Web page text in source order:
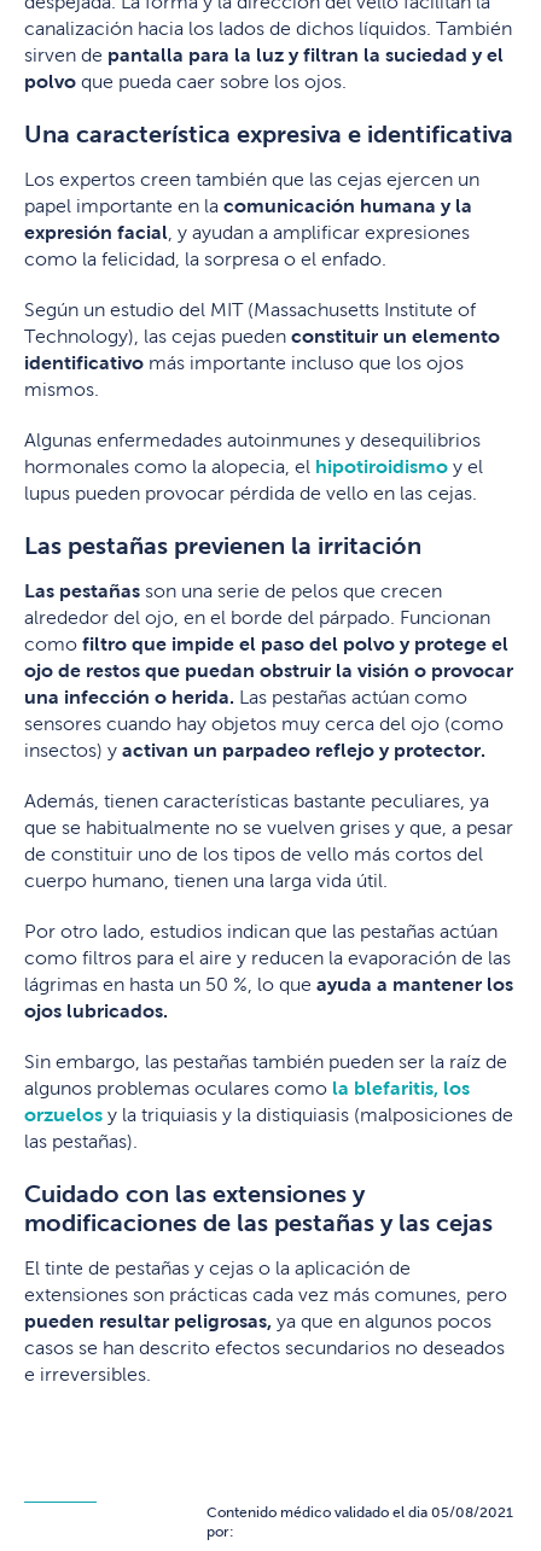
canalización hacia los lados de dichos líquidos. También
sirven de pantalla para la luz y filtran la suciedad y el
polvo que pueda caer sobre los ojos.
Una característica expresiva e identificativa
Los expertos creen también que las cejas ejercen un
papel importante en la comunicación humana y la
expresión facial , y ayudan a amplificar expresiones
como la felicidad, la sorpresa o el enfado.
Según un estudio del MIT (Massachusetts Institute of
Technology), las cejas pueden constituir un elemento
identificativo más importante incluso que los ojos
mismos.
Algunas enfermedades autoinmunes y desequilibrios
hormonales como la alopecia, el hipotiroidismo y el
lupus pueden provocar pérdida de vello en las cejas.
Las pestañas previenen la irritación
Las pestañas son una serie de pelos que crecen
alrededor del ojo, en el borde del párpado. Funcionan
como filtro que impide el paso del polvo y protege el
ojo de restos que puedan obstruir la visión o provocar
una infección o herida. Las pestañas actúan como
sensores cuando hay objetos muy cerca del ojo (como
insectos) y activan un parpadeo reflejo y protector.
Además, tienen características bastante peculiares, ya
que se habitualmente no se vuelven grises y que, a pesar
de constituir uno de los tipos de vello más cortos del
cuerpo humano, tienen una larga vida útil.
Por otro lado, estudios indican que las pestañas actúan
como filtros para el aire y reducen la evaporación de las
lágrimas en hasta un 50 %, lo que ayuda a mantener los
ojos lubricados.
Sin embargo, las pestañas también pueden ser la raíz de
algunos problemas oculares como la blefaritis, los
orzuelos y la triquiasis y la distiquiasis (malposiciones de
las pestañas).
Cuidado con las extensiones y
modificaciones de las pestañas y las cejas
El tinte de pestañas y cejas o la aplicación de
extensiones son prácticas cada vez más comunes, pero
pueden resultar peligrosas, ya que en algunos pocos
casos se han descrito efectos secundarios no deseados
e irreversibles.
Contenido médico validado el dia 05/08/2021
por: